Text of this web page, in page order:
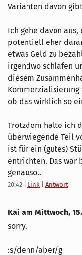
Varianten davon
Ich gehe davon
potentiell eher
etwas Geld zu
irgendwo schlafen
diesem
Kommerzialisierung
ob das wirklich so
Trotzdem halte ich
überwiegende Teil
ist für ein (gutes)
entrichten. Das war
genauso..
20:42 Link Antwort
Kai am Mittwoch,
sorry.
:s/denn/aber/g